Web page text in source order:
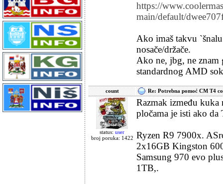
https://
main/default/
Ako imaš takvu
nosače/držače.
Ako ne, jbg, ne znam
standardnog AMD
count Re: Potrebna pomoć CM T4
status: user
broj poruka: 1422
Razmak između
pločama je isti ako da
Ryzen R9 7900x.
2x16GB Kingston
Samsung 970 evo
1TB,.